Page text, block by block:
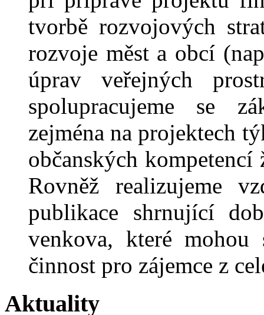
tvorbě rozvojových
rozvoje měst a obcí
úprav veřejných
spolupracujeme se
zejména na projektech
občanských
Rovněž realizujeme
publikace shrnující
venkova, které
činnost pro zájemce z
Aktuality